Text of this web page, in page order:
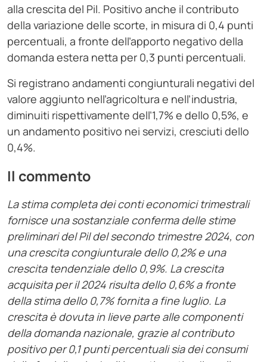
alla crescita del Pil. Positivo anche il contributo
della variazione delle scorte, in misura di 0,4 punti
percentuali, a fronte dell’apporto negativo della
domanda estera netta per 0,3 punti percentuali.
Si registrano andamenti congiunturali negativi del
valore aggiunto nell’agricoltura e nell’industria,
diminuiti rispettivamente dell’1,7% e dello 0,5%, e
un andamento positivo nei servizi, cresciuti dello
0,4%.
Il commento
La stima completa dei conti economici trimestrali
fornisce una sostanziale conferma delle stime
preliminari del Pil del secondo trimestre 2024, con
una crescita congiunturale dello 0,2% e una
crescita tendenziale dello 0,9%. La crescita
acquisita per il 2024 risulta dello 0,6% a fronte
della stima dello 0,7% fornita a fine luglio. La
crescita è dovuta in lieve parte alle componenti
della domanda nazionale, grazie al contributo
positivo per 0,1 punti percentuali sia dei consumi